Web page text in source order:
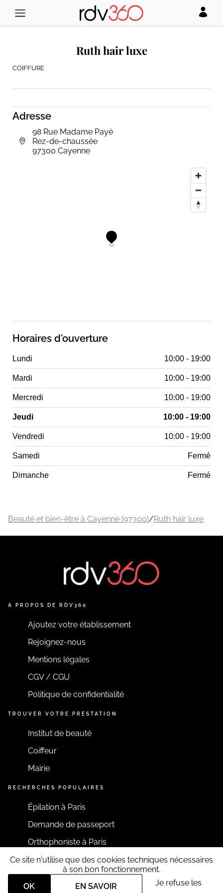
Adresse
98 Rue Madame Payé
Rez-de-chaussée
97300 Cayenne
Horaires d'ouverture
Lundi 10:00 - 19:00
Mardi 10:00 - 19:00
Mercredi 10:00 - 19:00
Jeudi 10:00 - 19:00
Vendredi 10:00 - 19:00
Samedi Fermé
Dimanche Fermé
Ruth hair luxe
COIFFURE
Beauté et bien-être à Cayenne (97300)/Ruth hair luxe
A PROPOS DE RDV360
Ajoutez votre établissement
Rejoignez-nous
Mentions légales
CGV / CGU
Politique de confidentialité
TROUVER VOTRE PRESTATION
Institut de beauté
Coiffeur
Mairie
RECHERCHES POPULAIRES
Épilation à Paris
Demande de passeport
Orthophoniste à Paris
RESTONS CONNECTÉS
Ce site n'utilise que des cookies techniques nécessaires
à son bon fonctionnement.
OK
EN SAVOIR Je refuse les